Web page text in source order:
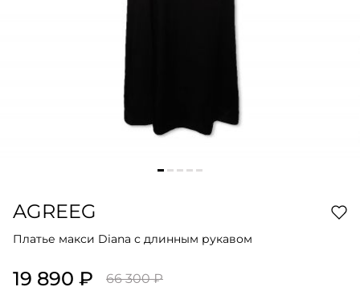
AGREEG
Платье макси Diana с длинным рукавом
19 890 ₽ 66 300 ₽